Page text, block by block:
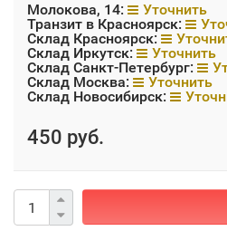
Молокова, 14:
Уточнить
Транзит в Красноярск:
Склад Красноярск:
Склад Иркутск:
Уточнить
Склад Санкт-Петербург:
Склад Москва:
Уточнить
Склад Новосибирск:
450 руб.